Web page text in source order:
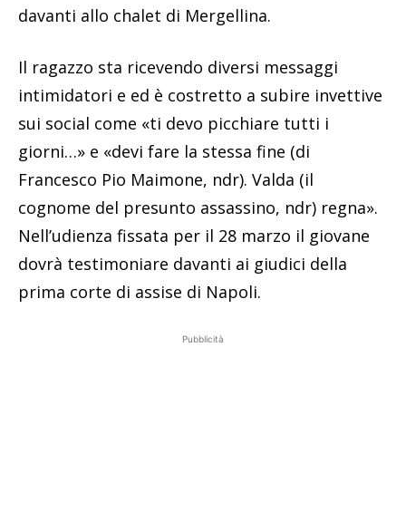
davanti allo chalet di Mergellina.
Il ragazzo sta ricevendo diversi messaggi
intimidatori e ed è costretto a subire invettive
sui social come «ti devo picchiare tutti i
giorni…» e «devi fare la stessa fine (di
Francesco Pio Maimone, ndr). Valda (il
cognome del presunto assassino, ndr) regna».
Nell’udienza fissata per il 28 marzo il giovane
dovrà testimoniare davanti ai giudici della
prima corte di assise di Napoli.
Pubblicità